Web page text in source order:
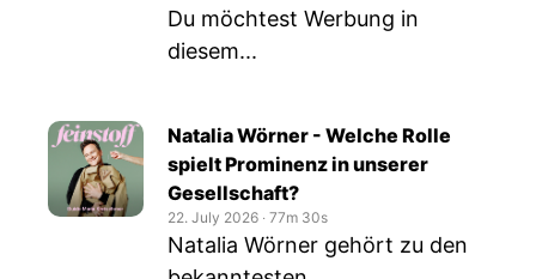
Du möchtest Werbung in
diesem...
Natalia Wörner - Welche Rolle
spielt Prominenz in unserer
Gesellschaft?
22. July 2026 ‧ 77m 30s
Natalia Wörner gehört zu den